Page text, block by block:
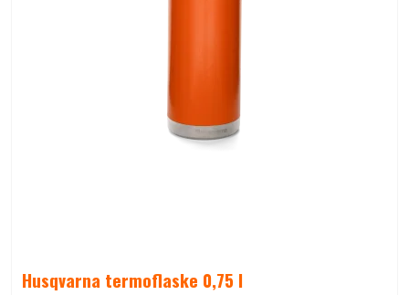
Husqvarna termoflaske 0,75 l